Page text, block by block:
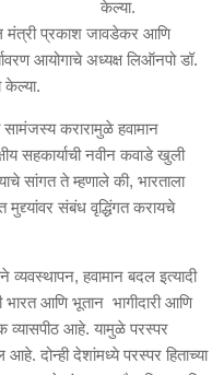
केल्या.
मंत्री प्रकाश जावडेकर आणि
आयोगाचे अध्यक्ष लिऑनपो डॉ.
केल्या.
सामंजस्य करारामुळे हवामान
सहकार्याची नवीन कवाडे खुली
सांगत ते म्हणाले की, भारताला
मुद्द्यांवर संबंध वृद्धिंगत करायचे
हवामान बदल इत्यादी
भारत आणि भूतान भागीदारी आणि
व्यासपीठ आहे. यामुळे परस्पर
दोन्ही देशांमध्ये परस्पर हिताच्या